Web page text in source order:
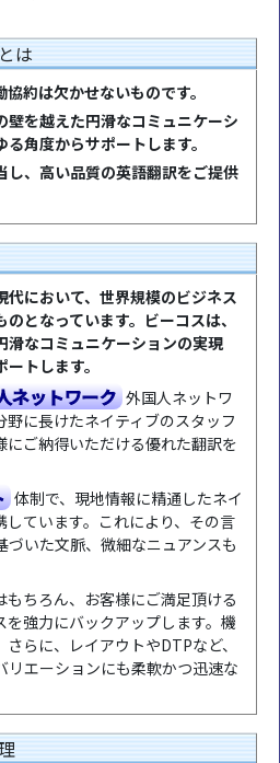
は
約は欠かせないものです。
壁を越えた円滑なコミュニケーシ
角度からサポートします。
し、高い品質の英語翻訳をご提供
において、世界規模のビジネス
となっています。ビーコスは、
滑なコミュニケーションの実現
トします。
ネットワーク 外国人ネットワ
に長けたネイティブのスタッフ
にご納得いただける優れた翻訳を
体制で、現地情報に精通したネイ
しています。これにより、その言
づいた文脈、微細なニュアンスも
もちろん、お客様にご満足頂ける
を強力にバックアップします。機
らに、レイアウトやDTPなど、
リエーションにも柔軟かつ迅速な